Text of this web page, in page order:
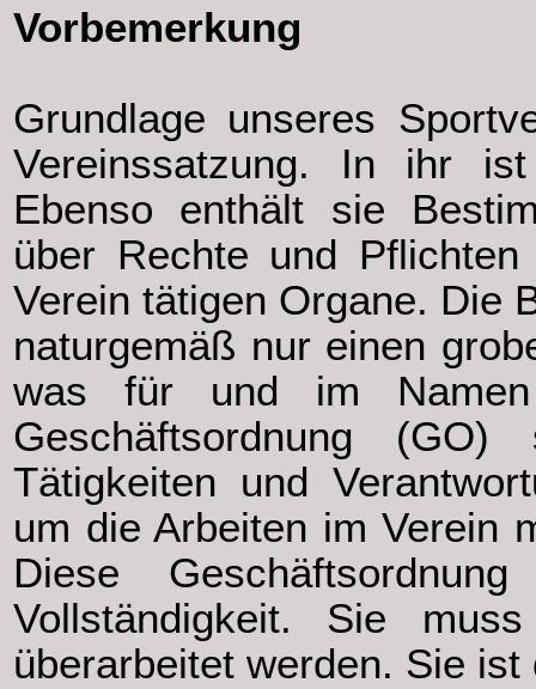
Vorbemerkung
Grundlage unseres
Vereinssatzung. In ihr
Ebenso enthält sie
über Rechte und
Verein tätigen Organe. Die
naturgemäß nur einen
was für und im
Geschäftsordnung
Tätigkeiten und
um die Arbeiten im Verein
Diese
Vollständigkeit. Sie
überarbeitet werden. Sie